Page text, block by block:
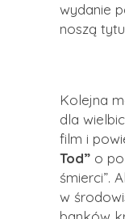
wydanie
noszą
Kolejna
dla
film i
Tod” o
śmierci”.
w